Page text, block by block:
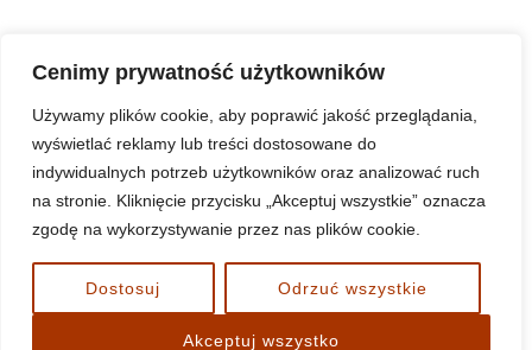
Cenimy prywatność użytkowników
Używamy plików cookie, aby poprawić jakość przeglądania,
wyświetlać reklamy lub treści dostosowane do
indywidualnych potrzeb użytkowników oraz analizować ruch
na stronie. Kliknięcie przycisku „Akceptuj wszystkie” oznacza
zgodę na wykorzystywanie przez nas plików cookie.
Dostosuj Odrzuć wszystkie
Akceptuj wszystko
Standardy Ochrony Małoletnich w duszpasterstwie
www.nnmp-bialogard.pl